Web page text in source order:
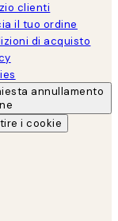
clienti
il tuo ordine
di acquisto
annullamento
i cookie